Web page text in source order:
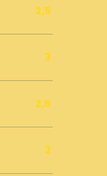
2,5
3
2,5
3